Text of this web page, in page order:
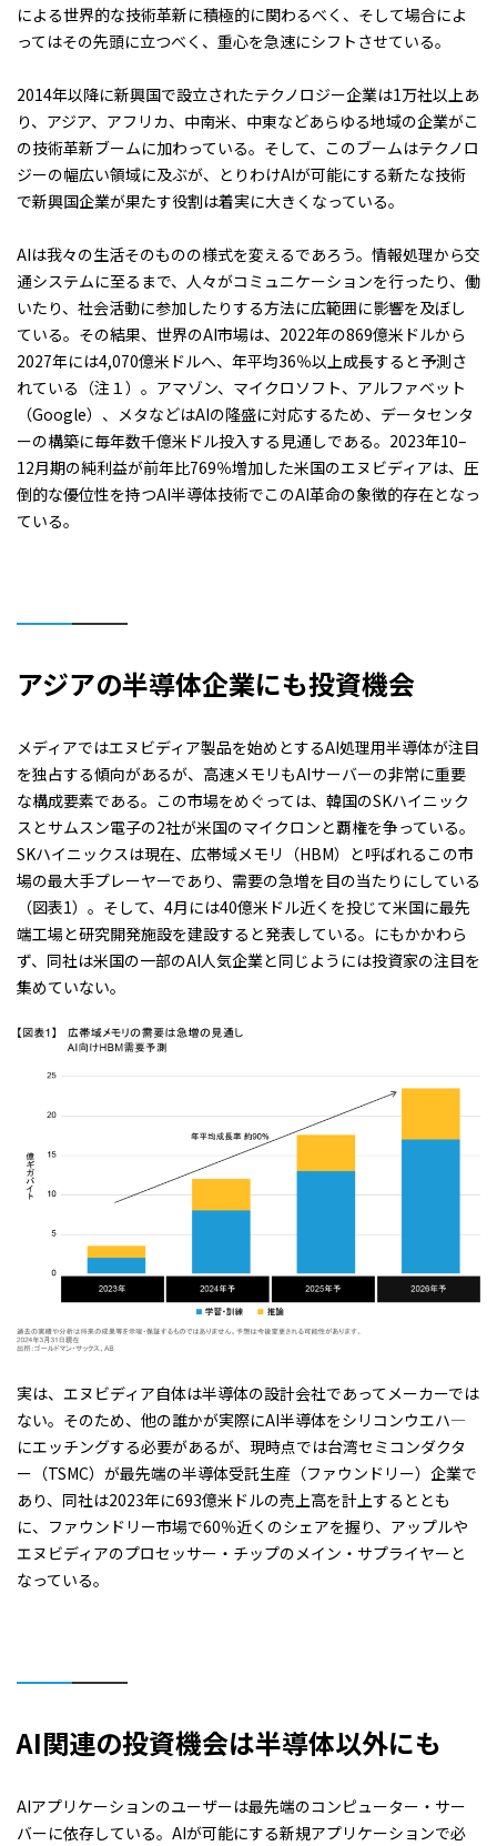
による世界的な技術革新に積極的に関わるべく、そして場合によ
ってはその先頭に立つべく、重心を急速にシフトさせている。
2014年以降に新興国で設立されたテクノロジー企業は1万社以上あ
り、アジア、アフリカ、中南米、中東などあらゆる地域の企業がこ
の技術革新ブームに加わっている。そして、このブームはテクノロ
ジーの幅広い領域に及ぶが、とりわけAIが可能にする新たな技術
で新興国企業が果たす役割は着実に大きくなっている。
AIは我々の生活そのものの様式を変えるであろう。情報処理から交
通システムに至るまで、人々がコミュニケーションを行ったり、働
いたり、社会活動に参加したりする方法に広範囲に影響を及ぼし
ている。その結果、世界のAI市場は、2022年の869億米ドルから
2027年には4,070億米ドルへ、年平均36％以上成長すると予測さ
れている（注１）。アマゾン、マイクロソフト、アルファベット
（Google）、メタなどはAIの隆盛に対応するため、データセンタ
ーの構築に毎年数千億米ドル投入する見通しである。2023年10–
12月期の純利益が前年比769％増加した米国のエヌビディアは、圧
倒的な優位性を持つAI半導体技術でこのAI革命の象徴的存在となっ
ている。
アジアの半導体企業にも投資機会
メディアではエヌビディア製品を始めとするAI処理用半導体が注目
を独占する傾向があるが、高速メモリもAIサーバーの非常に重要
な構成要素である。この市場をめぐっては、韓国のSKハイニック
スとサムスン電子の2社が米国のマイクロンと覇権を争っている。
SKハイニックスは現在、広帯域メモリ（HBM）と呼ばれるこの市
場の最大手プレーヤーであり、需要の急増を目の当たりにしている
（図表1） 。そして、4月には40億米ドル近くを投じて米国に最先
端工場と研究開発施設を建設すると発表している。にもかかわら
ず、同社は米国の一部のAI人気企業と同じようには投資家の注目を
集めていない。
実は、エヌビディア自体は半導体の設計会社であってメーカーでは
ない。そのため、他の誰かが実際にAI半導体をシリコンウエハ―
にエッチングする必要があるが、現時点では台湾セミコンダクタ
ー（TSMC）が最先端の半導体受託生産（ファウンドリー）企業で
あり、同社は2023年に693億米ドルの売上高を計上するととも
に、ファウンドリー市場で60％近くのシェアを握り、アップルや
エヌビディアのプロセッサー・チップのメイン・サプライヤーと
なっている。
AI関連の投資機会は半導体以外にも
AIアプリケーションのユーザーは最先端のコンピューター・サー
バーに依存している。AIが可能にする新規アプリケーションで必